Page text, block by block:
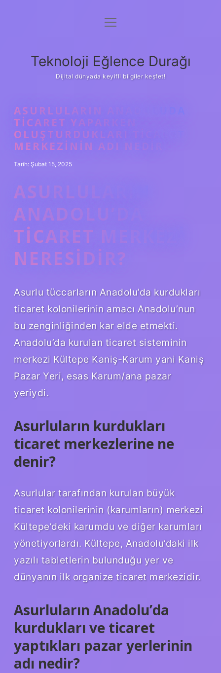
Anasayfa
Yasal Uyarı
menüyü
Teknoloji Eğlence Durağı
Dijital dünyada keyifli bilgiler keşfet!
ASURLULARIN ANADOLUDA
TICARET YAPARKEN
OLUŞTURDUKLARI TICARET
MERKEZININ ADI NEDIR
Tarih: Şubat 15, 2025
ASURLULARIN
ANADOLU’DA
TICARET MERKEZI
NERESIDIR?
Asurlu tüccarların Anadolu’da kurdukları
ticaret kolonilerinin amacı Anadolu’nun
bu zenginliğinden kar elde etmekti.
Anadolu’da kurulan ticaret sisteminin
merkezi Kültepe Kaniş-Karum yani Kaniş
Pazar Yeri, esas Karum/ana pazar
yeriydi.
Asurluların kurdukları
ticaret merkezlerine ne
denir?
Asurlular tarafından kurulan büyük
ticaret kolonilerinin (karumların) merkezi
Kültepe’deki karumdu ve diğer karumları
yönetiyorlardı. Kültepe, Anadolu’daki ilk
yazılı tabletlerin bulunduğu yer ve
dünyanın ilk organize ticaret merkezidir.
Asurluların Anadolu’da
kurdukları ve ticaret
yaptıkları pazar yerlerinin
adı nedir?